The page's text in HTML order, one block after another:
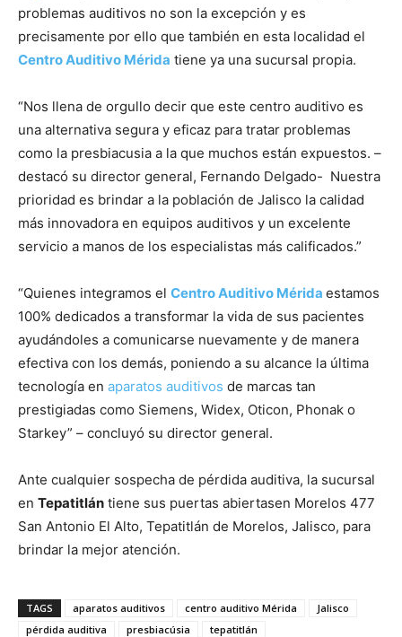
problemas auditivos no son la excepción y es
precisamente por ello que también en esta localidad el
Centro Auditivo Mérida tiene ya una sucursal propia.
“Nos llena de orgullo decir que este centro auditivo es
una alternativa segura y eficaz para tratar problemas
como la presbiacusia a la que muchos están expuestos. –
destacó su director general, Fernando Delgado- Nuestra
prioridad es brindar a la población de Jalisco la calidad
más innovadora en equipos auditivos y un excelente
servicio a manos de los especialistas más calificados.”
“Quienes integramos el Centro Auditivo Mérida estamos
100% dedicados a transformar la vida de sus pacientes
ayudándoles a comunicarse nuevamente y de manera
efectiva con los demás, poniendo a su alcance la última
tecnología en aparatos auditivos de marcas tan
prestigiadas como Siemens, Widex, Oticon, Phonak o
Starkey” – concluyó su director general.
Ante cualquier sospecha de pérdida auditiva, la sucursal
en Tepatitlán tiene sus puertas abiertasen Morelos 477
San Antonio El Alto, Tepatitlán de Morelos, Jalisco, para
brindar la mejor atención.
TAGS aparatos auditivos centro auditivo Mérida
Jalisco
pérdida auditiva
presbiacúsia tepatitlán